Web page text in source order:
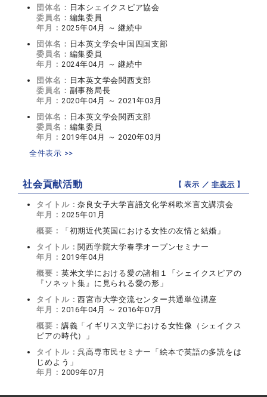
団体名： 日本シェイクスピア協会
委員名： 編集委員
年月： 2025年04月 ～ 継続中
団体名： 日本英文学会中国四国支部
委員名： 編集委員
年月： 2024年04月 ～ 継続中
団体名： 日本英文学会関西支部
委員名： 副事務局長
年月： 2020年04月 ～ 2021年03月
団体名： 日本英文学会関西支部
委員名： 編集委員
年月： 2019年04月 ～ 2020年03月
全件表示 >>
社会貢献活動 【 表示 ／非表示 】
タイトル：奈良女子大学言語文化学科欧米言文講演会
年月： 2025年01月
概要：
「初期近代英国における女性の友情と結婚」
タイトル： 関西学院大学春季オープンセミナー
年月： 2019年04月
概要： 英米文学における愛の諸相１「シェイクスピアの
『ソネット集』に見られる愛の形」
タイトル：西宮市大学交流センター共通単位講座
年月： 2016年04月 ～ 2016年07月
概要： 講義「イギリス文学における女性像（シェイクス
ピアの時代）」
タイトル：呉高専市民セミナー「絵本で英語の多読をは
じめよう」
年月： 2009年07月